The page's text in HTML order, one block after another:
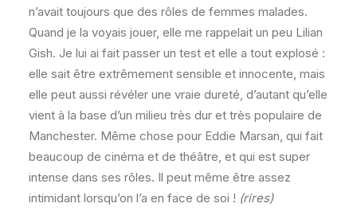
n’avait toujours que des rôles de femmes malades.
Quand je la voyais jouer, elle me rappelait un peu Lilian
Gish. Je lui ai fait passer un test et elle a tout explosé :
elle sait être extrêmement sensible et innocente, mais
elle peut aussi révéler une vraie dureté, d’autant qu’elle
vient à la base d’un milieu très dur et très populaire de
Manchester. Même chose pour Eddie Marsan, qui fait
beaucoup de cinéma et de théâtre, et qui est super
intense dans ses rôles. Il peut même être assez
intimidant lorsqu’on l’a en face de soi ! (rires)